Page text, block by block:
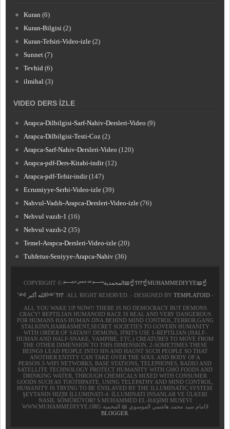
Kuran (6)
Kuran-Bilgisi (2)
Kuran-Tefsiri-Video-izle (2)
Sunnet (7)
Tevhid (6)
ilmihal (3)
VIDEO DERS İZLE
Arapca-Dilbilgisi-Sarf-Nahiv-Dersleri-Video (9)
Arapca-Dilbilgisi-Testi-Coz (2)
Arapca-Sarf-Nahiv-Dersleri-Video (120)
Arapca-pdf-Ders-Kitabi-indir (12)
Arapca-pdf-Tefsir-indir (147)
Ecrumiyye-Serhi-Video-izle (39)
Nahvul-Vadıh-Arapca-Dersleri-Video-izle (76)
Nehvul vazıh-1 (16)
Nehvul vazıh-2 (35)
Temel-Arapca-Dersleri-Video-izle (20)
Tuhfetus-Seniyye-Arapca-Nahiv (36)
COPYRIGHT © ﷽𐰃𐰠𐰯☝📖المحمدية☝MUHAMMEDIYYE📖☝
𐰃𐰠𐰯༺الله أكبر ༻. ALL RIGHT RESERVED. - DESIGNED BY TEMPLATOID-
ALL YOU WAKE UP NOW!! THERE IS NO DEMOCRACY BUT DEMONS
CRACY! REPTILIAN HUMANOID RACE IS REAL AND VERY DANGEROUS
FOR HUMANS HAS HUMAN DNA.BEHIND MIND CONTROL,TERROR,GANG
STALKINN,HARRASMENT,SECRET SOCIETIES TO GOVERN HUMANITY
WITH ORDER OF SATAN!! DEMONS, IFRITS USE 1-REPTILIAN (HALF-
HUMAN AND HALF-SNAKE, VAMPIRE, ETC.) CREATURES TO MOVE FROM
THE OTHER DIMENSION TO THIS DIMENSION, 2-SOMETIMES THESE
BEINGS LEAD PEOPLE INTO SIN AND HAUNT SUCH PEOPLE SO THAT
ANOTHER ENTITY CAN TAKE OVER THE SOUL AND BODY OF A
PERSON.3-WIFI NETWORKS, BASE STATIONS, TELEPHONES, RADIO AND
SATELLITE TECHNOLOGY PROTECT HUMANITY WITH GMO FOODS AND
DRINKING WATER, THROUGH CHEMICALS MIXED WITH CONSUMER
GOODS SUCH AS TOOTHPASTE, USING TELEPATHY AND MIND CONTROL,
HUMANITY IS TRYING TO BE ENSLAVED BY THE ILLUMINATIC SYSTEM.
ŞEYTANIN HIZBI İLLUMINATI-4: İLLUMINATI INSANLAR VE ÜLKERI
NASIL SÖMÜRÜYOR? S.MUHAMMED EL-HAŞIMI MUSEVI
WWW.MUHAMMEDIYYE.ORG لاامام سيد محمد هاشمي الموسوي 📖 المحمية
BLOGGER